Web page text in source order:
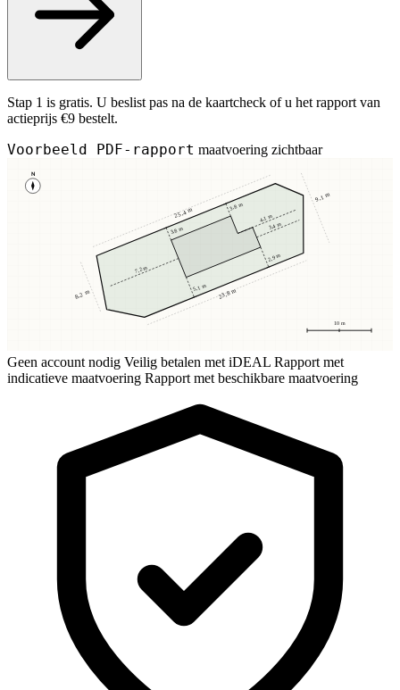
Stap 1 is gratis. U beslist pas na de kaartcheck of u het rapport van
actieprijs €9 bestelt.
Voorbeeld PDF-rapport maatvoering zichtbaar
N
10 m
3,8 m
3,8 m
5,1 m
2,9 m
7,2 m
3,4 m
4,1 m
25,4 m
23,8 m
8,2 m
9,1 m
Geen account nodig Veilig betalen met iDEAL Rapport met
indicatieve maatvoering Rapport met beschikbare maatvoering